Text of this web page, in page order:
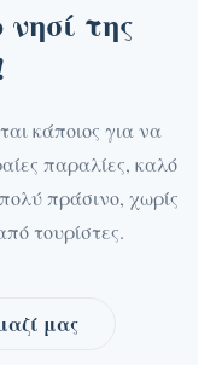
της
κάποιος για να
παραλίες, καλό
πράσινο, χωρίς
τουρίστες.
μας